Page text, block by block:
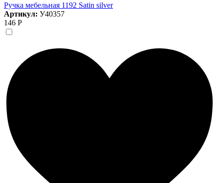
Ручка мебельная 1192 Satin silver
Артикул: У40357
146 Р